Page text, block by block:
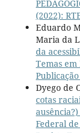
(2022):
Eduardo
Maria da
da
Temas em
Dyego de
cotas
Federal